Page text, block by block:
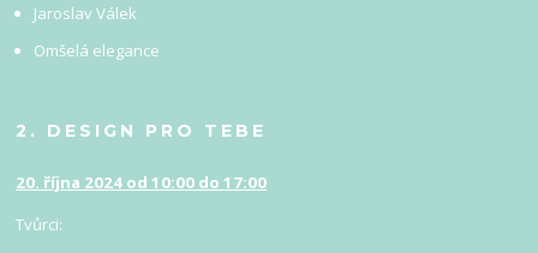
Jaroslav Válek
Omšelá elegance
2. DESIGN PRO TEBE
20. října 2024 od 10:00 do 17:00
Tvůrci: